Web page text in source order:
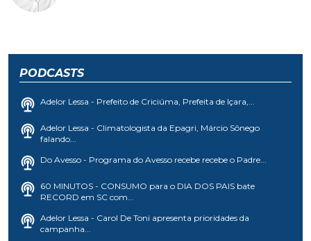
PODCASTS
Adelor Lessa - Prefeito de Criciúma, Prefeita de Içara,...
Adelor Lessa - Climatologista da Epagri, Márcio Sônego
falando...
Do Avesso - Programa do Avesso recebe recebe o Padre...
60 MINUTOS - CONSUMO para o DIA DOS PAIS bate
RECORD em SC com...
Adelor Lessa - Carol De Toni apresenta prioridades da
campanha...